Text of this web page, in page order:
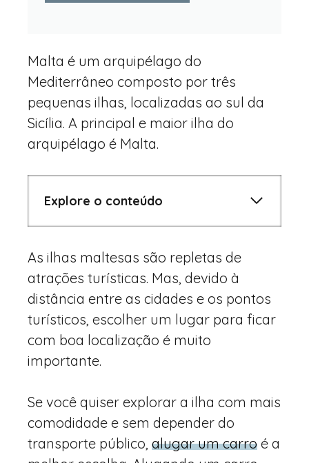
Malta é um arquipélago do
Mediterrâneo composto por três
pequenas ilhas, localizadas ao sul da
Sicília. A principal e maior ilha do
arquipélago é Malta.
Explore o conteúdo
As ilhas maltesas são repletas de
atrações turísticas. Mas, devido à
distância entre as cidades e os pontos
turísticos, escolher um lugar para ficar
com boa localização é muito
importante.
Se você quiser explorar a ilha com mais
comodidade e sem depender do
transporte público, alugar um carro é a